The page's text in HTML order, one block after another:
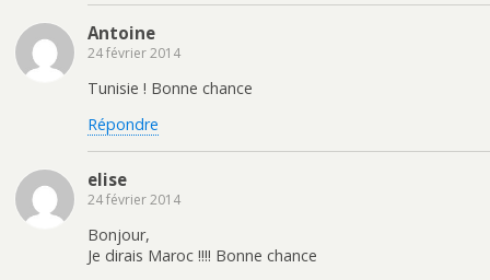
Antoine
24 février 2014
Tunisie ! Bonne chance
Répondre
elise
24 février 2014
Bonjour,
Je dirais Maroc !!!! Bonne chance